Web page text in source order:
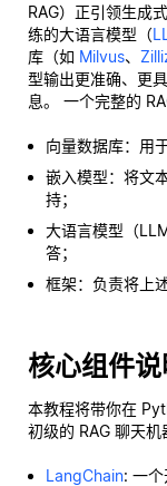
RAG）正引领生成
练的大语言模型（
库（如 Milvus、
型输出更准确、更
息。 一个完整的
向量数据库：用
嵌入模型：将文
持；
大语言模型（
答；
框架：负责将上
核心组件说
本教程将带你在
初级的 RAG 聊天机
LangChain: 一